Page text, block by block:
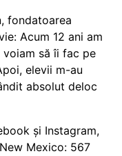
fondatoarea
Acum 12 ani am
să îi fac pe
elevii m-au
absolut deloc
și Instagram,
Mexico: 567